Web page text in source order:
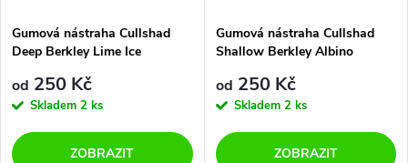
Gumová nástraha Cullshad
Deep Berkley Lime Ice
od 250 Kč
Skladem 2 ks
ZOBRAZIT
Gumová nástraha Cullshad
Shallow Berkley Albino
od 250 Kč
Skladem 2 ks
ZOBRAZIT